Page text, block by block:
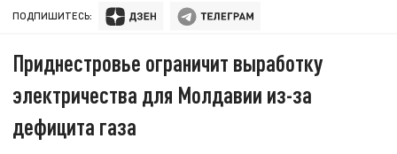
ПОДПИШИТЕСЬ:
Приднестровье ограничит выработку
электричества для Молдавии из-за
дефицита газа